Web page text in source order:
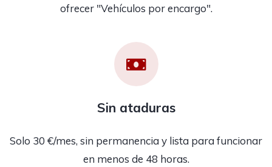
ofrecer "Vehículos por encargo".
Sin ataduras
Solo 30 €/mes, sin permanencia y lista para funcionar
en menos de 48 horas.